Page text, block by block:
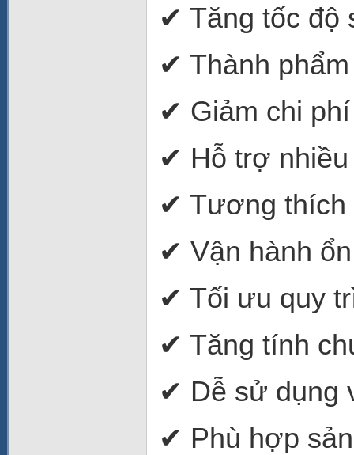
✔ Tăng tốc độ
✔ Thành
✔ Giảm chi
✔ Hỗ trợ
✔ Tương thích
✔ Vận hành
✔ Tối ưu quy
✔ Tăng tính
✔ Dễ sử dụng
✔ Phù hợp